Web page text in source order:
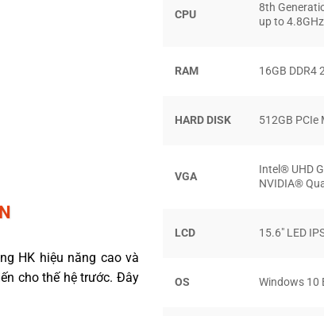
HK hiệu năng cao và
cho thế hệ trước. Đây
CPU
8th
up to
RAM 16GB DDR4
HARD DISK 512GB PCIe
VGA
Intel® UHD
NVIDIA®
LCD 15.6″ LED
OS Windows 10